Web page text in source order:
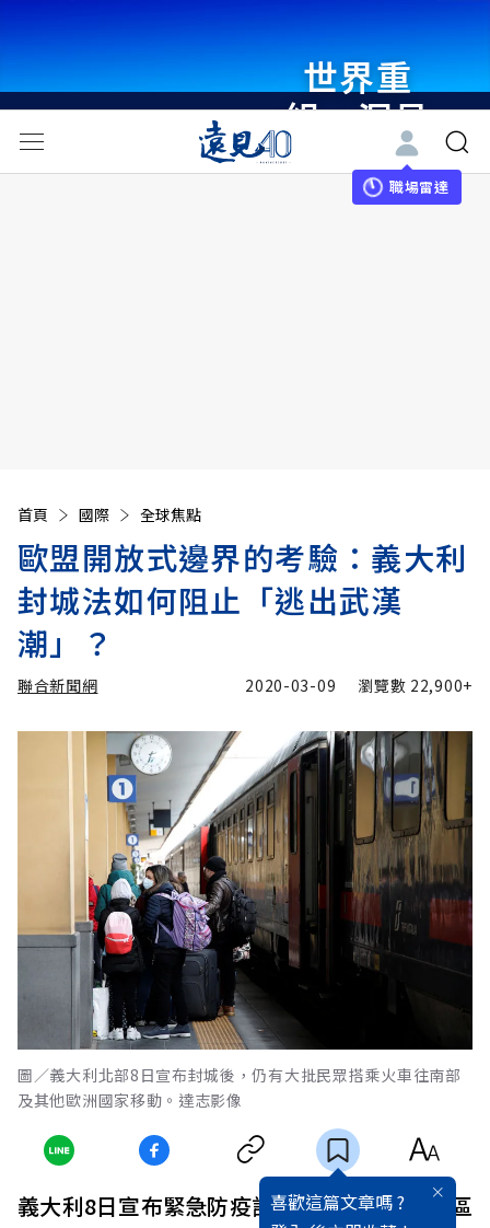
世界重
組・洞見
未來 與
世界領袖
職場雷達
首頁 國際 全球焦點
歐盟開放式邊界的考驗：義大利
封城法如何阻止「逃出武漢
潮」？
聯合新聞網 2020-03-09 瀏覽數 22,900+
圖／義大利北部8日宣布封城後，仍有大批民眾搭乘火車往南部
及其他歐洲國家移動。達志影像
喜歡這篇文章嗎 ?
義大利8日宣布緊急防疫計畫，要限制義北地區